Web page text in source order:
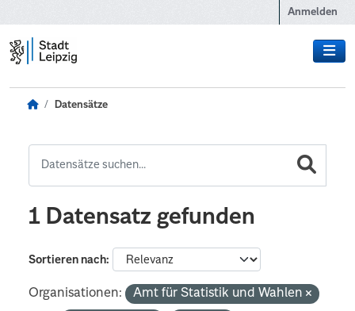
Anmelden
Datensätze
1 Datensatz gefunden
Sortieren nach
Organisationen:
Amt für Statistik und Wahlen